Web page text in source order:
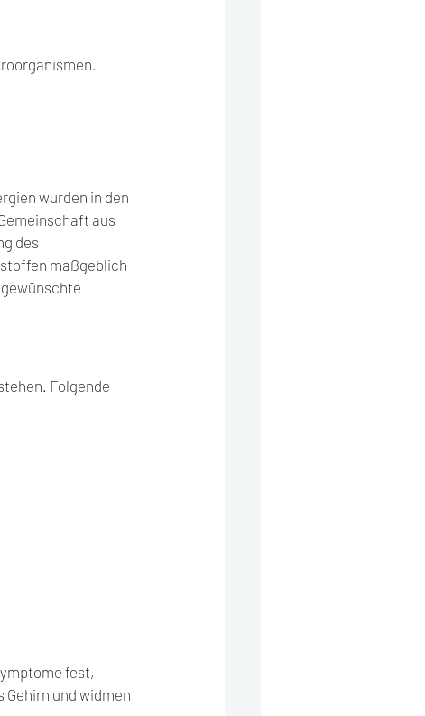
wurden in den
aus
des
maßgeblich
Folgende
fest,
und widmen